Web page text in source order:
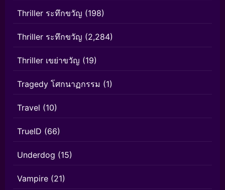
Thriller ระทึกขวัญ (198)
Thriller ระทึกขวัญ (2,284)
Thriller เขย่าขวัญ (19)
Tragedy โศกนาฏกรรม (1)
Travel (10)
TrueID (66)
Underdog (15)
Vampire (21)